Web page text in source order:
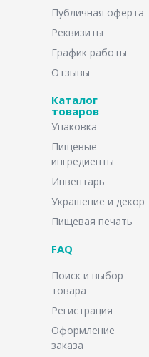
Публичная оферта
Реквизиты
График работы
Отзывы
Каталог
товаров
Упаковка
Пищевые
ингредиенты
Инвентарь
Украшение и декор
Пищевая печать
FAQ
Поиск и выбор
товара
Регистрация
Оформление
заказа